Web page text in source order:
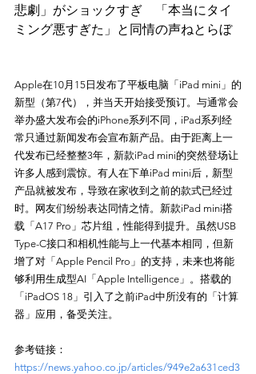
悲劇」がショックすぎ　「本当にタイ
Apple在10月15日发布了平板电脑「iPad mini」的
新型（第7代），并当天开始接受预订。与通常会
举办盛大发布会的iPhone系列不同，iPad系列经
常只通过新闻发布会宣布新产品。由于距离上一
代发布已经整整3年，新款iPad mini的突然登场让
许多人感到震惊。有人在下单iPad mini后，新型
产品就被发布，导致在家收到之前的款式已经过
时。网友们纷纷表达同情之情。新款iPad mini搭
载「A17 Pro」芯片组，性能得到提升。虽然USB
Type-C接口和相机性能与上一代基本相同，但新
增了对「Apple Pencil Pro」的支持，未来也将能
够利用生成型AI「Apple Intelligence」。搭载的
「iPadOS 18」引入了之前iPad中所没有的「计算
参考链接：
https://news.yahoo.co.jp/articles/949e2a631ced3